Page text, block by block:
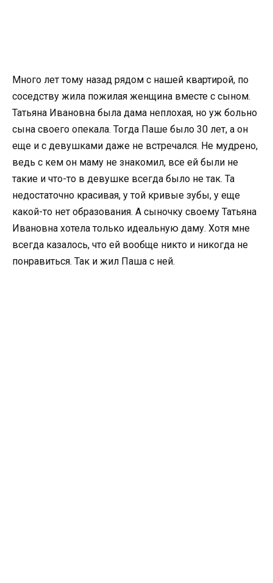
Много лет тому назад рядом с нашей квартирой, по
соседству жила пожилая женщина вместе с сыном.
Татьяна Ивановна была дама неплохая, но уж больно
сына своего опекала. Тогда Паше было 30 лет, а он
еще и с девушками даже не встречался. Не мудрено,
ведь с кем он маму не знакомил, все ей были не
такие и что-то в девушке всегда было не так. Та
недостаточно красивая, у той кривые зубы, у еще
какой-то нет образования. А сыночку своему Татьяна
Ивановна хотела только идеальную даму. Хотя мне
всегда казалось, что ей вообще никто и никогда не
понравиться. Так и жил Паша с ней.